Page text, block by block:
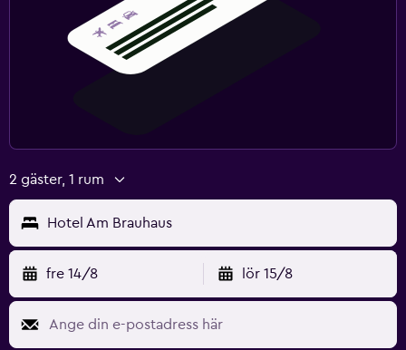
2 gäster, 1 rum
Hotel Am Brauhaus
fre 14/8 lör 15/8